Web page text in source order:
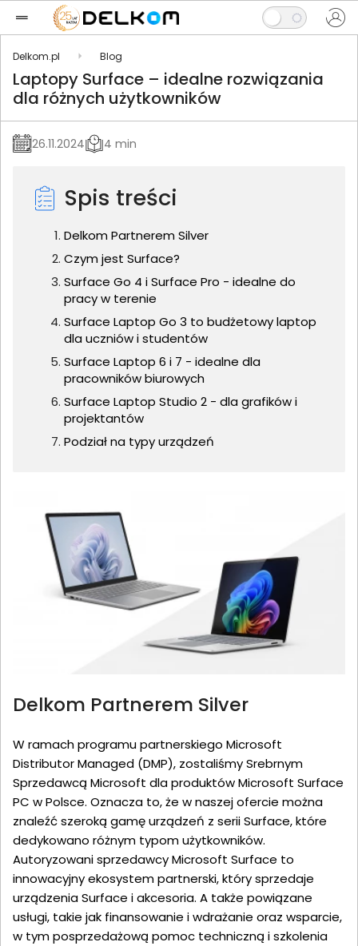
Delkom.pl Blog
Laptopy Surface – idealne rozwiązania
dla różnych użytkowników
26.11.2024 4 min
Spis treści
Delkom Partnerem Silver
Czym jest Surface?
Surface Go 4 i Surface Pro - idealne do
pracy w terenie
Surface Laptop Go 3 to budżetowy laptop
dla uczniów i studentów
Surface Laptop 6 i 7 - idealne dla
pracowników biurowych
Surface Laptop Studio 2 - dla grafików i
projektantów
Podział na typy urządzeń
Delkom Partnerem Silver
W ramach programu partnerskiego Microsoft
Distributor Managed (DMP), zostaliśmy Srebrnym
Sprzedawcą Microsoft dla produktów Microsoft Surface
PC w Polsce. Oznacza to, że w naszej ofercie można
znaleźć szeroką gamę urządzeń z serii Surface, które
dedykowano różnym typom użytkowników.
Autoryzowani sprzedawcy Microsoft Surface to
innowacyjny ekosystem partnerski, który sprzedaje
urządzenia Surface i akcesoria. A także powiązane
usługi, takie jak finansowanie i wdrażanie oraz wsparcie,
w tym posprzedażową pomoc techniczną i szkolenia